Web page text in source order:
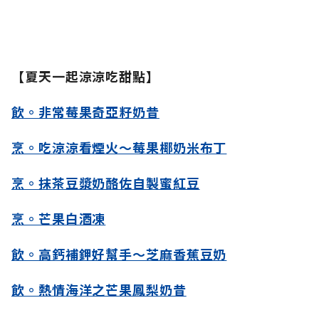
【夏天一起涼涼吃甜點】
飲。非常莓果奇亞籽奶昔
烹。吃涼涼看煙火～莓果椰奶米布丁
烹。抹茶豆漿奶酪佐自製蜜紅豆
烹。芒果白酒凍
飲。高鈣補鉀好幫手～芝麻香蕉豆奶
飲。熱情海洋之芒果鳳梨奶昔